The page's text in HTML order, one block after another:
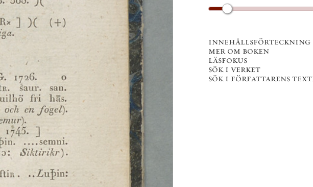
innehållsförteckning
mer om boken
läsfokus
sök i verket
sök i författarens texter